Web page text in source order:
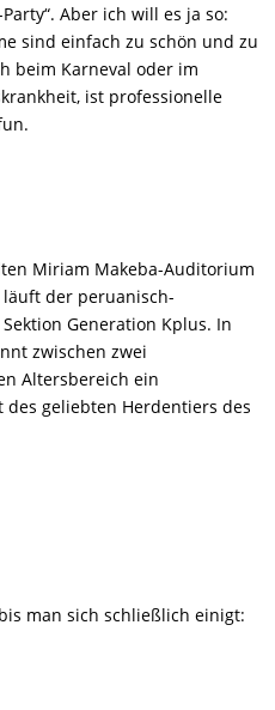
Aber ich will es ja so:
sind einfach zu schön und zu
beim Karneval oder im
ist professionelle
Miriam Makeba-Auditorium
der peruanisch-
Generation Kplus. In
zwischen zwei
Altersbereich ein
geliebten Herdentiers des
man sich schließlich einigt: